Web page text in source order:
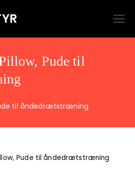
Pude til
til åndedrætstræning